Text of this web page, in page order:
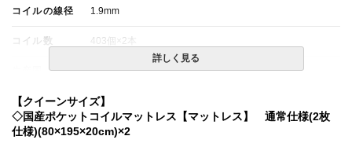
コイルの線径 1.9mm
コイル数 403個×2本
日本
備考
・価格はマットレス単体購入の金額です。
・配達日指定ＯＫ！
※北海道・沖縄・離島等一部地域へのお届けは別途送料が
発生する場合がございます。また、発送予定も変更になる
詳しく見る
【クイーンサイズ】
◇国産ポケットコイルマットレス【マットレス】 通常仕様(2枚
仕様)(80×195×20cm)×2